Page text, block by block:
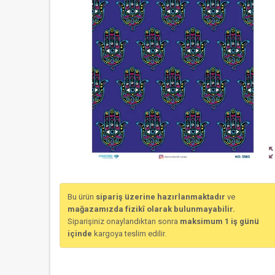
Bu ürün sipariş üzerine hazırlanmaktadır ve
mağazamızda fizikî olarak bulunmayabilir.
Siparişiniz onaylandıktan sonra maksimum 1 iş günü
içinde kargoya teslim edilir.